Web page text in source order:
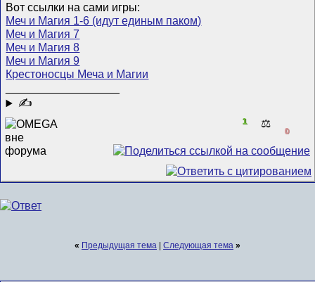
Вот ссылки на сами игры:
Меч и Магия 1-6 (идут единым паком)
Меч и Магия 7
Меч и Магия 8
Меч и Магия 9
Крестоносцы Меча и Магии
✍
1 ⚖️
0
« Предыдущая тема Следующая тема »